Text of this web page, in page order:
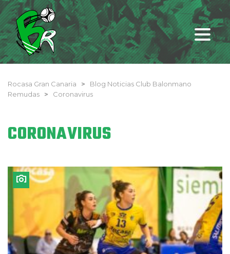
Rocasa Gran Canaria >
Blog Noticias Club Balonmano
Remudas
> Coronavirus
CORONAVIRUS